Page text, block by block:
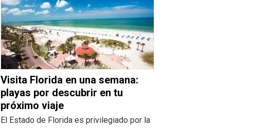
Visita Florida en una semana:
playas por descubrir en tu
próximo viaje
El Estado de Florida es privilegiado por la